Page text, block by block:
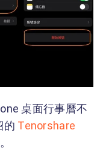
桌面行事曆不
的 Tenorshare